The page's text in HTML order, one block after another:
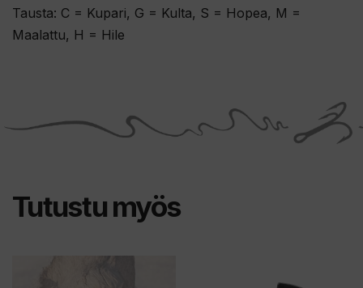
Tausta: C = Kupari, G = Kulta, S = Hopea, M =
Maalattu, H = Hile
Tutustu myös